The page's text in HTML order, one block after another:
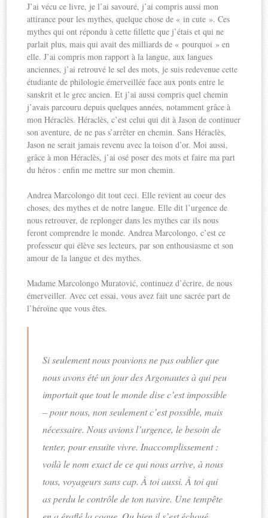
J’ai vécu ce livre, je l’ai savouré, j’ai compris aussi mon
attirance pour les mythes, quelque chose de « in cute ». Ces
mythes qui ont répondu à cette fillette que j’étais et qui ne
parlait plus, mais qui avait des milliards de « pourquoi » en
elle. J’ai compris mon rapport à la langue, aux langues
anciennes, j’ai retrouvé le sel des mots, je suis redevenue cette
étudiante de philologie émerveillée face aux ponts entre le
sanskrit et le grec ancien. Et j’ai aussi compris quel chemin
j’avais parcouru depuis quelques années, notamment grâce à
mon Héraclès. Héraclès, c’est celui qui dit à Jason de continuer
son aventure, de ne pas s’arrêter en chemin. Sans Héraclès,
Jason ne serait jamais revenu avec la toison d’or. Moi aussi,
grâce à mon Héraclès, j’ai osé poser des mots et faire ma part
du héros : enfin me mettre sur mon chemin.
Andrea Marcolongo dit tout ceci. Elle revient au coeur des
choses, des mythes et de notre langue. Elle dit l’urgence de
nous retrouver, de replonger dans les mythes car ils nous
feront comprendre le monde. Andrea Marcolongo, c’est ce
professeur qui élève ses lecteurs, par son enthousiasme et son
amour de la langue et des mythes.
Madame Marcolongo Muratović, continuez d’écrire, de nous
émerveiller. Avec cet essai, vous avez fait une sacrée part de
l’héroïne que vous êtes.
Si seulement nous pouvions ne pas oublier que
nous avons été un jour des Argonautes à qui peu
importait que tout le monde dise c’est impossible
– pour nous, non seulement c’est possible, mais
nécessaire. Nous avions l’urgence, le besoin de
tenter, pour ensuite vivre. Inaccomplissement :
voilà le nom exact de ce qui nous arrive, à nous
tous, voyageurs sans cap. À toi aussi. À toi qui
as perdu le contrôle de ton navire. Une tempête